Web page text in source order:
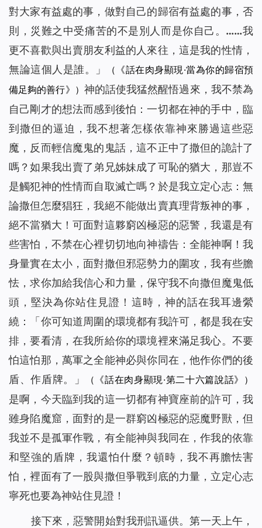
對大家有益處的事，做對自己的歸宿有益處的事，否
則，災難之中受痛苦的不是別人而是你自己。……我
更不喜歡與出賣朋友利益的人來往，這是我的性情，
無論這個人是誰。」
（《話在肉身顯現·當為你的歸宿預
備足夠的善行》） 神的話使我猛然醒悟過來，我不禁為
自己剛才的想法而感到後怕：一切都在神的手中，臨
到撒但的逼迫，我不想著怎樣依靠神來勝過這些惡
魔，反而輕信魔鬼的鬼話，這不正中了撒但的詭計了
嗎？如果我出賣了弟兄姊妹成了可恥的猶大，那豈不
是觸犯神的性情而自取滅亡嗎？於是我立定心志：無
論撒但怎麼猖狂，我絕不能做出賣真理背叛神的事，
絕不當猶大！可面對這夥窮凶極惡的惡警，我還是有
些害怕，不禁在心裡切切地向神禱告：全能神啊！我
身量實在太小，面對撒但邪惡勢力的圍攻，我有些膽
怯，求你加給我信心和力量，保守我不向撒但魔鬼低
頭，堅決為你站住見證！這時，神的話在我耳邊縈
繞：
「你可知道周圍的環境都有我許可，都是我在安
排，要看清，在我所給你的環境裡來滿足我心。不要
怕這怕那，萬軍之全能神必與你同在，他作你們的後
盾、作盾牌。」
（《話在肉身顯現·第二十六篇說話》）
是啊，今天臨到我的這一切都有神寶座前的許可，我
雖身陷魔窟，面對的是一群窮凶極惡的惡魔野獸，但
我並不是孤軍作戰，有全能神與我同在，作我的依靠
和堅強的盾牌，我還怕什麼？頓時，我不再膽怯害
怕，裡面有了一股與撒但爭戰到底的力量，立定心志
寧死也要為神站住見證！
接下來，惡警開始對我刑訊逼供。第一天上午，